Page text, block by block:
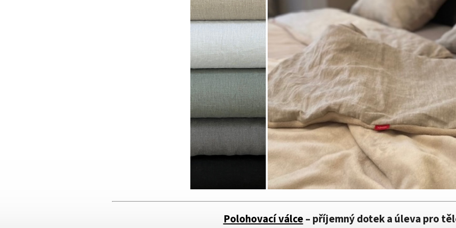
Polohovací válce– příjemný dotek a úleva pro